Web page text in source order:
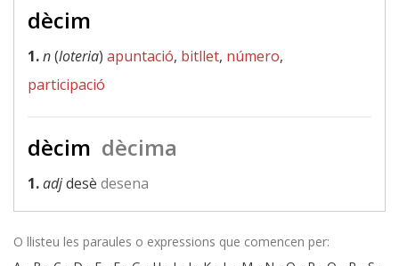
dècim
1.n(loteria) apuntació, bitllet, número,
participació
dècim dècima
1.adjdesè desena
O llisteu les paraules o expressions que comencen per: